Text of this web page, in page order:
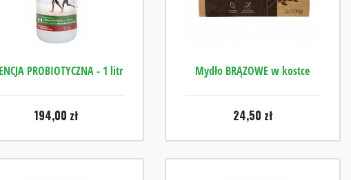
PROBIOTYCZNA - 1 litr
194,00 zł
Mydło BRĄZOWE w kostce
24,50 zł